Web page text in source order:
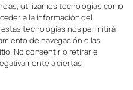
utilizamos tecnologías como
a la información del
tecnologías nos permitirá
de navegación o las
No consentir o retirar el
a ciertas
interior del
que la
especial. Es
y muy
entender
de